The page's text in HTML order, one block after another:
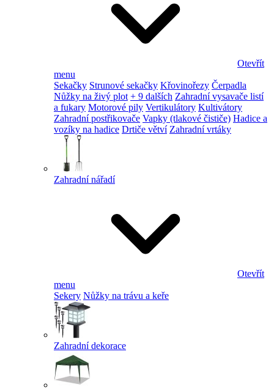
Otevřít
menu
Sekačky Strunové sekačky Křovinořezy Čerpadla
Nůžky na živý plot + 9 dalších Zahradní vysavače listí
a fukary Motorové pily Vertikulátory Kultivátory
Zahradní postřikovače Vapky (tlakové čističe) Hadice a
vozíky na hadice Drtiče větví Zahradní vrtáky
Zahradní nářadí
Otevřít
menu
Sekery Nůžky na trávu a keře
Zahradní dekorace